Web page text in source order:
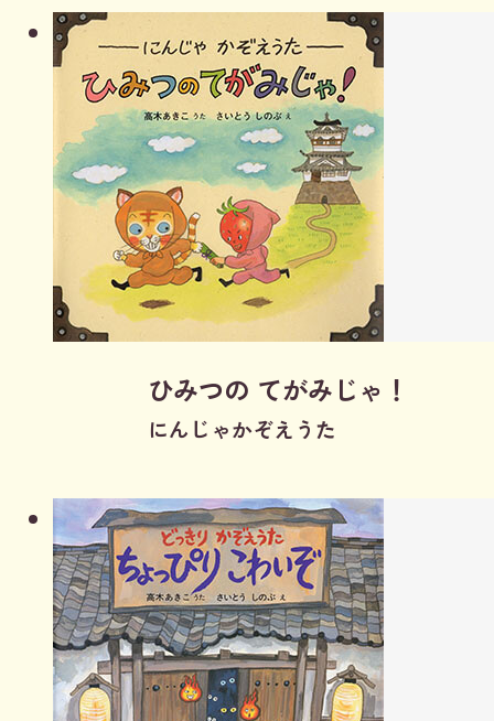
ひみつの てがみじゃ！
にんじゃかぞえうた